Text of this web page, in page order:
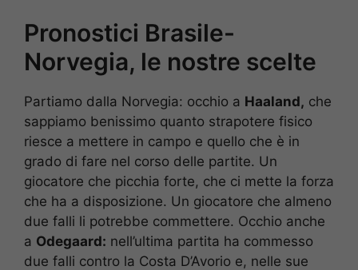
Pronostici Brasile-
Norvegia, le nostre scelte
Partiamo dalla Norvegia: occhio a Haaland, che
sappiamo benissimo quanto strapotere fisico
riesce a mettere in campo e quello che è in
grado di fare nel corso delle partite. Un
giocatore che picchia forte, che ci mette la forza
che ha a disposizione. Un giocatore che almeno
due falli li potrebbe commettere. Occhio anche
a Odegaard: nell’ultima partita ha commesso
due falli contro la Costa D’Avorio e, nelle sue